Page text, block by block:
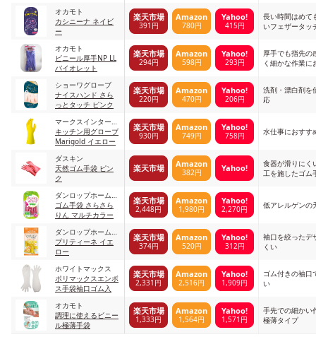
オカモト
カシニーナ ネイビ
ー
楽天市場
391円
Amazon
780円
Yahoo!
415円
長い時間はめて
いフェザータッ
オカモト
ビニール厚手NP LL
バイオレット
楽天市場
294円
Amazon
598円
Yahoo!
293円
厚手でも指先の
く細かな作業に
ショーワグローブ
ナイスハンド さら
っとタッチ ピンク
楽天市場
220円
Amazon
470円
Yahoo!
206円
洗剤・漂白剤を
応
マークスインターナ
ショナル
キッチン用グローブ
Marigold イエロー
楽天市場
930円
Amazon
749円
Yahoo!
758円 水仕事におすす
ダスキン
天然ゴム手袋 ピン
ク
楽天市場 Amazon
382円 Yahoo!
食器が滑りにく
工を施したゴム
ダンロップホームプ
ロダクツ
ゴム手袋 さらさら
りん マルチカラー
楽天市場
2,448円
Amazon
1,980円
Yahoo!
2,270円 低アレルゲンの
ダンロップホームプ
ロダクツ
プリティーネ イエ
ロー
楽天市場
374円
Amazon
520円
Yahoo!
312円
袖口を絞ったデ
くい
ホワイトマックス
ポリマックスエンボ
ス手袋袖口ゴム入
楽天市場
2,331円
Amazon
2,516円
Yahoo!
1,909円
ゴム付きの袖口
い
オカモト
調理に使えるビニー
ル極薄手袋
楽天市場
1,333円
Amazon
1,564円
Yahoo!
1,571円
手先での細かい
極薄タイプ